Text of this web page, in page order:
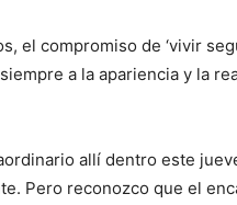
el compromiso de ‘vivir
a la apariencia y la
allí dentro este
Pero reconozco que el